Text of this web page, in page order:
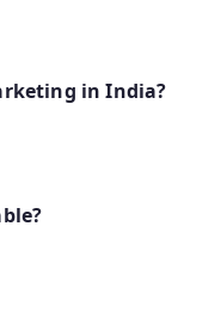
in India?